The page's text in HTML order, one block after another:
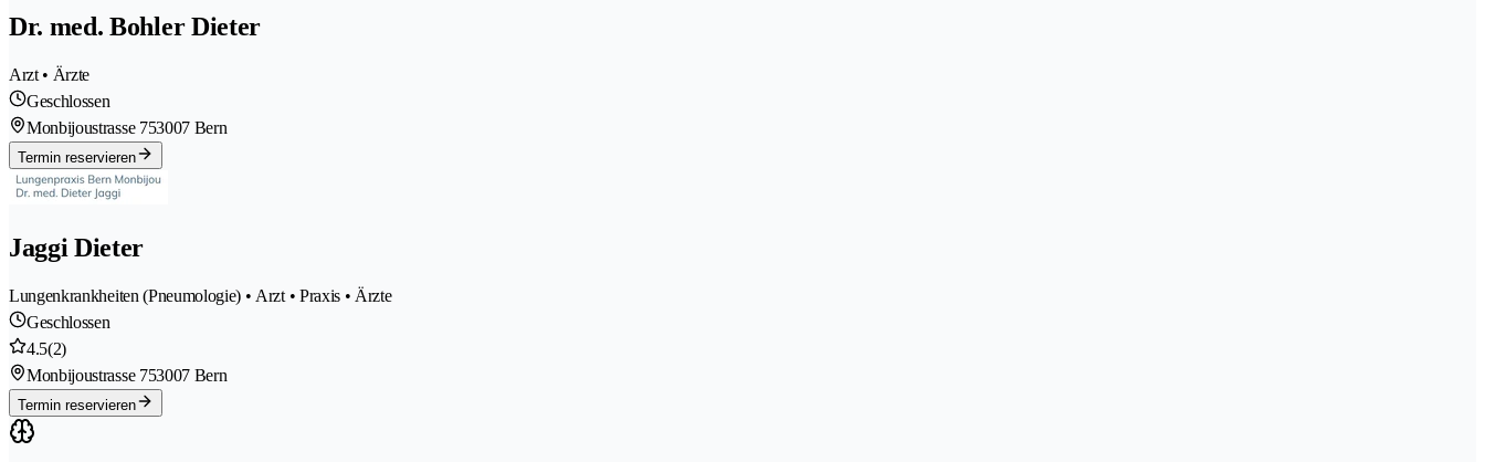
Dr. med. Bohler Dieter
Arzt • Ärzte
Geschlossen
Monbijoustrasse 753007 Bern
Termin reservieren
Jaggi Dieter
Lungenkrankheiten (Pneumologie) • Arzt • Praxis • Ärzte
Geschlossen
4.5(2)
Monbijoustrasse 753007 Bern
Termin reservieren